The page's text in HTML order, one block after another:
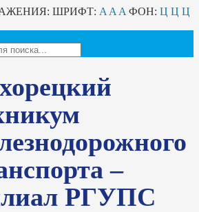
ШРИФТ: A A A ФОН: Ц Ц Ц
–
РГУПС